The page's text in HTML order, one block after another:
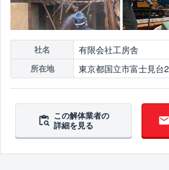
社名 有限会社工房舎
所在地 東京都国立市富士見台
この解体業者の
詳細を見る